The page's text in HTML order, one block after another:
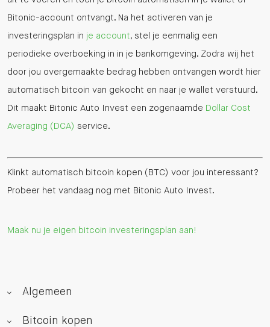
Bitonic-account ontvangt. Na het activeren van je
investeringsplan in je account, stel je eenmalig een
periodieke overboeking in in je bankomgeving. Zodra wij het
door jou overgemaakte bedrag hebben ontvangen wordt hier
automatisch bitcoin van gekocht en naar je wallet verstuurd.
Dit maakt Bitonic Auto Invest een zogenaamde Dollar Cost
Averaging (DCA) service.
Klinkt automatisch bitcoin kopen (BTC) voor jou interessant?
Probeer het vandaag nog met Bitonic Auto Invest.
Maak nu je eigen bitcoin investeringsplan aan!
Algemeen
Bitcoin kopen